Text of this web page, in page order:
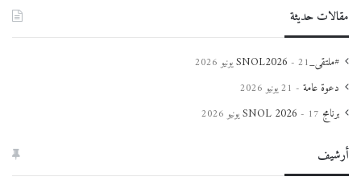
مقالات حديثة
#ملتقى_SNOL202621 يونيو 2026
دعوة عامة 21 يونيو 2026
برنامج SNOL 2026 17 يونيو 2026
أرشيف